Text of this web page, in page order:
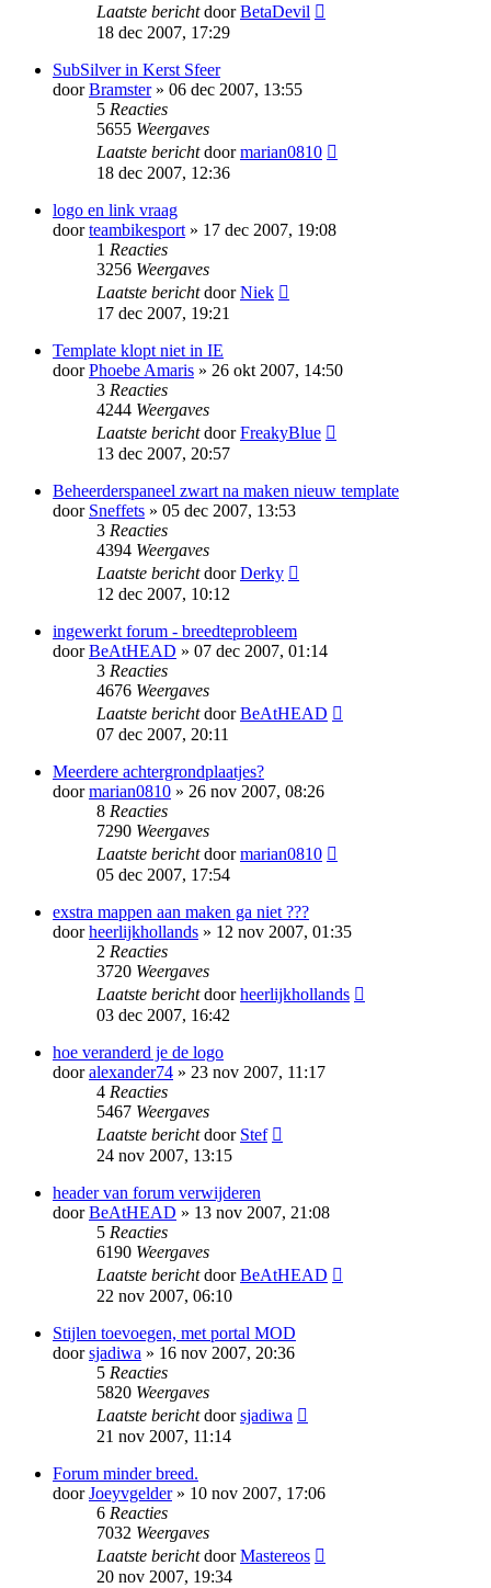
Laatste berichtdoorBetaDevil
18 dec 2007, 17:29
SubSilver in Kerst Sfeer
doorBramster» 06 dec 2007, 13:55
5 Reacties
5655 Weergaves
Laatste berichtdoormarian0810
18 dec 2007, 12:36
logo en link vraag
doorteambikesport» 17 dec 2007, 19:08
1 Reacties
3256 Weergaves
Laatste berichtdoorNiek
17 dec 2007, 19:21
Template klopt niet in IE
doorPhoebe Amaris » 26 okt 2007, 14:50
3 Reacties
4244 Weergaves
Laatste berichtdoorFreakyBlue
13 dec 2007, 20:57
Beheerderspaneel zwart na maken nieuw template
door Sneffets » 05 dec 2007, 13:53
3 Reacties
4394 Weergaves
Laatste berichtdoorDerky
12 dec 2007, 10:12
ingewerkt forum - breedteprobleem
doorBeAtHEAD » 07 dec 2007, 01:14
3 Reacties
4676 Weergaves
Laatste berichtdoorBeAtHEAD
07 dec 2007, 20:11
Meerdere achtergrondplaatjes?
doormarian0810 » 26 nov 2007, 08:26
8 Reacties
7290 Weergaves
Laatste berichtdoormarian0810
05 dec 2007, 17:54
exstra mappen aan maken ga niet ???
doorheerlijkhollands » 12 nov 2007, 01:35
2 Reacties
3720 Weergaves
Laatste berichtdoorheerlijkhollands
03 dec 2007, 16:42
hoe veranderd je de logo
dooralexander74 » 23 nov 2007, 11:17
4 Reacties
5467 Weergaves
Laatste berichtdoor Stef
24 nov 2007, 13:15
header van forum verwijderen
doorBeAtHEAD » 13 nov 2007, 21:08
5 Reacties
6190 Weergaves
Laatste berichtdoorBeAtHEAD
22 nov 2007, 06:10
Stijlen toevoegen, met portal MOD
doorsjadiwa » 16 nov 2007, 20:36
5 Reacties
5820 Weergaves
Laatste berichtdoorsjadiwa
21 nov 2007, 11:14
Forum minder breed.
doorJoeyvgelder» 10 nov 2007, 17:06
6 Reacties
7032 Weergaves
Laatste berichtdoorMastereos
20 nov 2007, 19:34